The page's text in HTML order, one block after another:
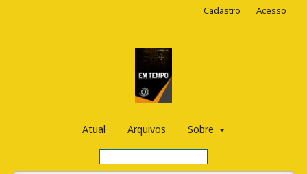
Atual Arquivos Sobre
Cadastro Acesso